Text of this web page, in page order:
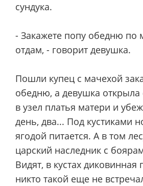
сундука.
- Закажете попу обедню по
отдам, - говорит девушка.
Пошли купец с мачехой
обедню, а девушка открыла
в узел платья матери и
день, два... Под кустиками
ягодой питается. А в том
царский наследник с
Видят, в кустах диковинная
никто такой еще не